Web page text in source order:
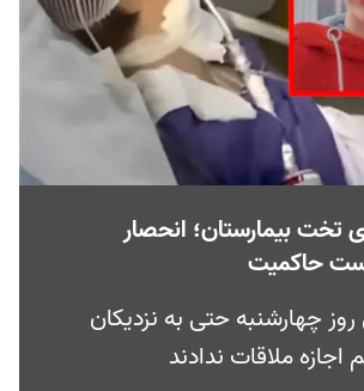
تخت بیمارستان؛ انحصار
حاکمیت
روز چهارشنبه حتی به نزدیکان
اجازه ملاقات ندادند